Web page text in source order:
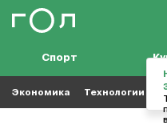
Спорт
Экономика Технологии